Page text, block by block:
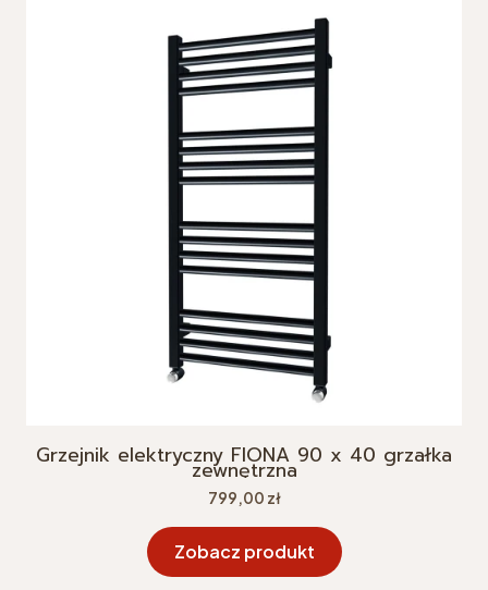
Grzejnik elektryczny FIONA 90 x 40 grzałka
zewnętrzna
Cena
799,00 zł
Zobacz produkt